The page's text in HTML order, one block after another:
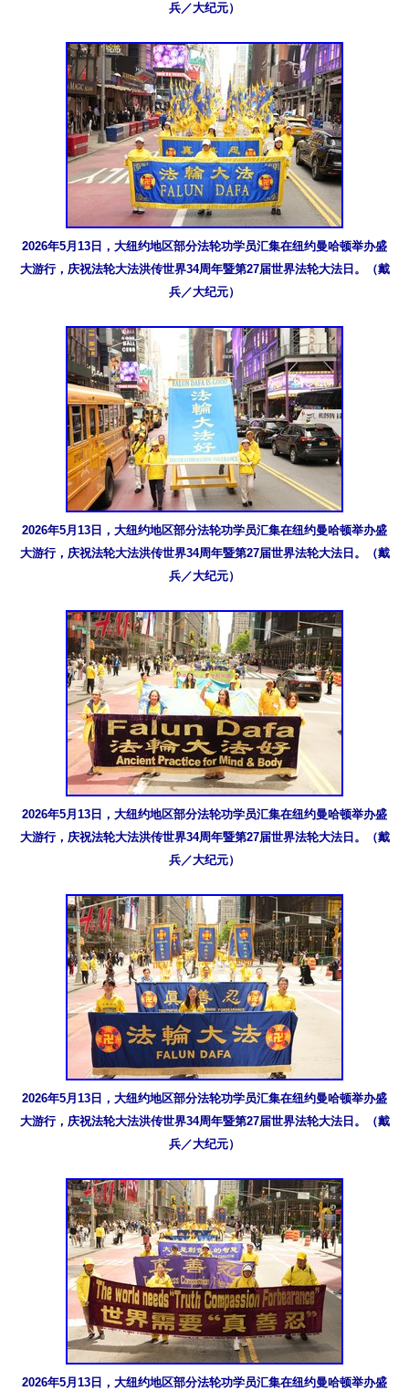
兵／大纪元）
2026年5月13日，大纽约地区部分法轮功学员汇集在纽约曼哈顿举办盛
大游行，庆祝法轮大法洪传世界34周年暨第27届世界法轮大法日。（戴
兵／大纪元）
2026年5月13日，大纽约地区部分法轮功学员汇集在纽约曼哈顿举办盛
大游行，庆祝法轮大法洪传世界34周年暨第27届世界法轮大法日。（戴
兵／大纪元）
2026年5月13日，大纽约地区部分法轮功学员汇集在纽约曼哈顿举办盛
大游行，庆祝法轮大法洪传世界34周年暨第27届世界法轮大法日。（戴
兵／大纪元）
2026年5月13日，大纽约地区部分法轮功学员汇集在纽约曼哈顿举办盛
大游行，庆祝法轮大法洪传世界34周年暨第27届世界法轮大法日。（戴
兵／大纪元）
2026年5月13日，大纽约地区部分法轮功学员汇集在纽约曼哈顿举办盛